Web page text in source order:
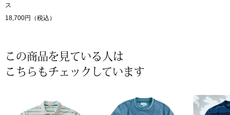
セイコー〉マウリッツハイス美術館公認フェ
ルメールオマージュウオッチ
和装
ス
18,700円（税込）
この商品を見ている人は
こちらもチェックしています